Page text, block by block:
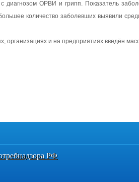
ОРВИ и грипп. Показатель
количество заболевших выявили
организациях и на предприятиях введён
РФ